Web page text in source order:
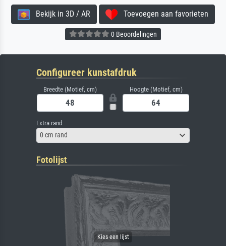
Bekijk in 3D / AR Toevoegen aan favorieten
0 Beoordelingen
Configureer kunstafdruk
Breedte (Motief, cm) Hoogte (Motief, cm)
Extra rand
0 cm rand
Fotolijst